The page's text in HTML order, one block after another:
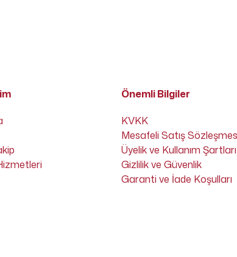
Önemli Bilgiler
KVKK
Mesafeli Satış
Üyelik ve Kullanım Şartları
Gizlilik ve Güvenlik
Garanti ve İade Koşulları